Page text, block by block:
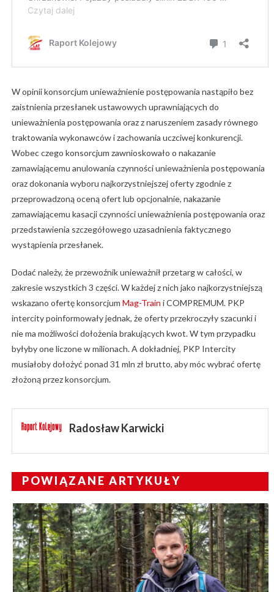
W opinii konsorcjum unieważnienie postępowania nastąpiło bez
zaistnienia przesłanek ustawowych uprawniających do
unieważnienia postępowania oraz z naruszeniem zasady równego
traktowania wykonawców i zachowania uczciwej konkurencji.
Wobec czego konsorcjum zawnioskowało o nakazanie
zamawiającemu anulowania czynności unieważnienia postępowania
oraz dokonania wyboru najkorzystniejszej oferty zgodnie z
przeprowadzoną oceną ofert lub opcjonalnie, nakazanie
zamawiającemu kasacji czynności unieważnienia postępowania oraz
przedstawienia szczegółowego uzasadnienia faktycznego
wystąpienia przesłanek.
Dodać należy, że przewoźnik unieważnił przetarg w całości, w
zakresie wszystkich 3 części. W każdej z nich jako najkorzystniejszą
wskazano ofertę konsorcjum Mag-Train i COMPREMUM. PKP
intercity poinformowały jednak, że oferty przekroczyły szacunki i
nie ma możliwości dołożenia brakujących kwot. W tym przypadku
byłyby one liczone w milionach. A dokładniej, PKP Intercity
musiałoby dołożyć ponad 31 mln zł brutto, aby móc wybrać ofertę
złożoną przez konsorcjum.
Radosław Karwicki
POWIĄZANE ARTYKUŁY